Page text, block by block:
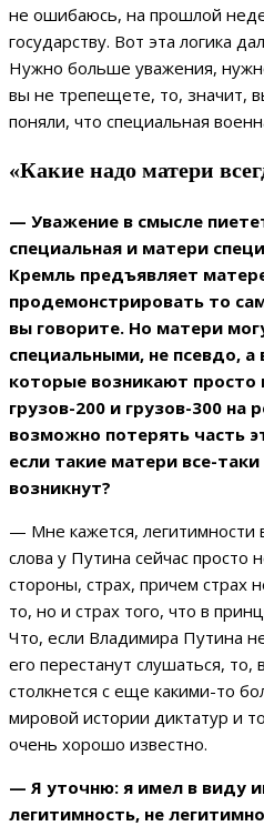
не ошибаюсь, на прошлой
государству. Вот эта логика
Нужно больше уважения,
вы не трепещете, то, значит,
поняли, что специальная
«Какие надо матери
— Уважение в смысле
специальная и матери
Кремль предъявляет
продемонстрировать то
вы говорите. Но матери
специальными, не псевдо,
которые возникают просто
грузов-200 и грузов-300 на
возможно потерять часть
если такие матери все-
возникнут?
— Мне кажется, легитимности
слова у Путина сейчас просто
стороны, страх, причем страх
то, но и страх того, что в
Что, если Владимира Путина
его перестанут слушаться,
столкнется с еще какими-то
мировой истории диктатур и
очень хорошо известно.
— Я уточню: я имел в виду
легитимность, не